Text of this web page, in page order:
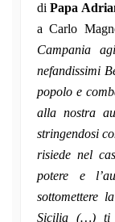
di Papa
a Carlo
Campania
nefandissimi
popolo e
alla nostra
stringendosi
risiede nel
potere e
sottomettere
Sicilia (…) ti